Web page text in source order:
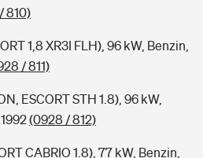
810)
1,8 XR3I FLH), 96 kW, Benzin,
/ 811)
ESCORT STH 1.8), 96 kW,
(0928 / 812)
CABRIO 1.8), 77 kW, Benzin,